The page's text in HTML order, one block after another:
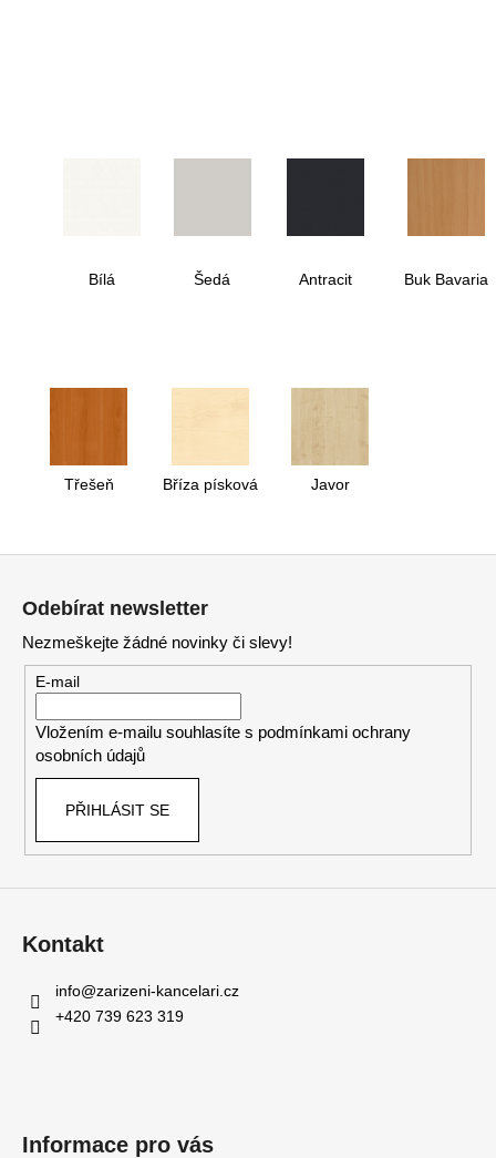
Bílá Šedá Antracit Buk Bavaria
Třešeň Bříza písková Javor
Odebírat newsletter
Nezmeškejte žádné novinky či slevy!
E-mail
Vložením e-mailu souhlasíte s podmínkami ochrany
osobních údajů
PŘIHLÁSIT SE
Kontakt
info@zarizeni-kancelari.cz
+420 739 623 319
Informace pro vás